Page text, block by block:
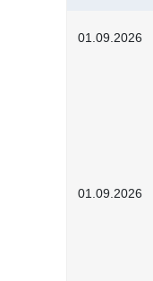
01.09.2026
01.09.2026